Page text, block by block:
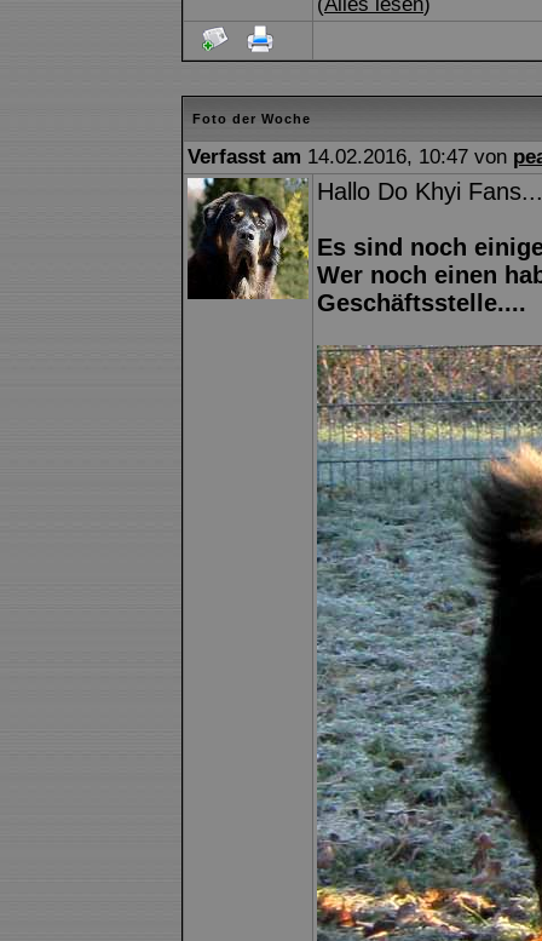
Foto der Woche
Verfasst am 14.02.2016, 10:47 von
Hallo Do Khyi Fans...
Es sind noch
Wer noch einen
Geschäftsstelle....